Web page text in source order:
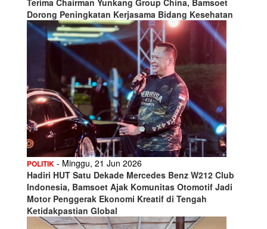
Dorong Peningkatan Kerjasama Bidang Kesehatan
POLITIK - Minggu, 21 Jun 2026
Hadiri HUT Satu Dekade Mercedes Benz W212 Club
Indonesia, Bamsoet Ajak Komunitas Otomotif Jadi
Motor Penggerak Ekonomi Kreatif di Tengah
Ketidakpastian Global